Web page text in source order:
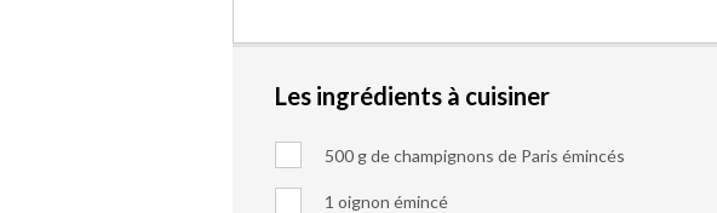
Les ingrédients à cuisiner
500 g de champignons de Paris émincés
1 oignon émincé